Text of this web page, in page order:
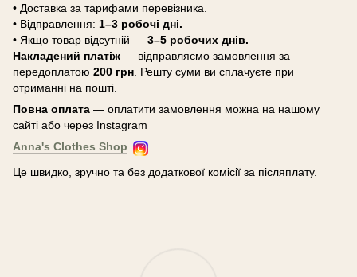
• Доставка за тарифами перевізника.
• Відправлення: 1–3 робочі дні.
• Якщо товар відсутній — 3–5 робочих днів.
Накладений платіж — відправляємо замовлення за
передоплатою 200 грн . Решту суми ви сплачуєте при
отриманні на пошті.
Повна оплата — оплатити замовлення можна на нашому
сайті або через Instagram
Anna's Clothes Shop
Це швидко, зручно та без додаткової комісії за післяплату.